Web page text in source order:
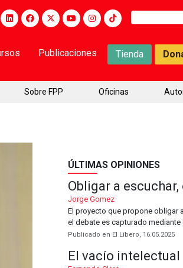
Buscar:
Publicaciones Tienda
Sobre FPP Oficinas
ÚLTIMAS OPINIONES
Obligar a
Jorge Gomez
El proyecto que propone obligar
el debate es capturado
Publicado en El Líbero, 16.05.2025
El vacío